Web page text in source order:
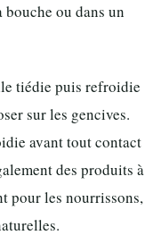
ou dans un
tiédie puis refroidie
sur les gencives.
avant tout contact
des produits à
pour les nourrissons,